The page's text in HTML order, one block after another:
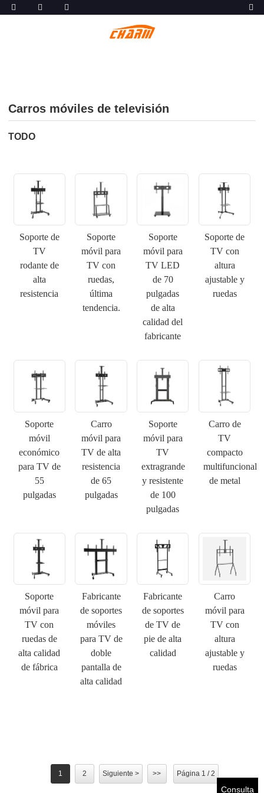
Carros móviles de televisión
TODO
Soporte de
TV
rodante de
alta
resistencia
Soporte
móvil para
TV con
ruedas,
última
tendencia.
Soporte
móvil para
TV LED
de 70
pulgadas
de alta
calidad del
fabricante
Soporte de
TV con
altura
ajustable y
ruedas
Soporte
móvil
económico
para TV de
55
pulgadas
Carro
móvil para
TV de alta
resistencia
de 65
pulgadas
Soporte
móvil para
TV
extragrande
y resistente
de 100
pulgadas
Carro de
TV
compacto
multifuncional
de metal
Soporte
móvil para
TV con
ruedas de
alta calidad
de fábrica
Fabricante
de soportes
móviles
para TV de
doble
pantalla de
alta calidad
Fabricante
de soportes
de TV de
pie de alta
calidad
Carro
móvil para
TV con
altura
ajustable y
ruedas
1 2 Siguiente > >> Página 1 / 2
×
ELIGE TU PROPIA IDENTIDAD
ENVIAR UNA SOLICITUD
Hemos recibido su solicitud y la enviaremos.VERIFICARSu
Consulta